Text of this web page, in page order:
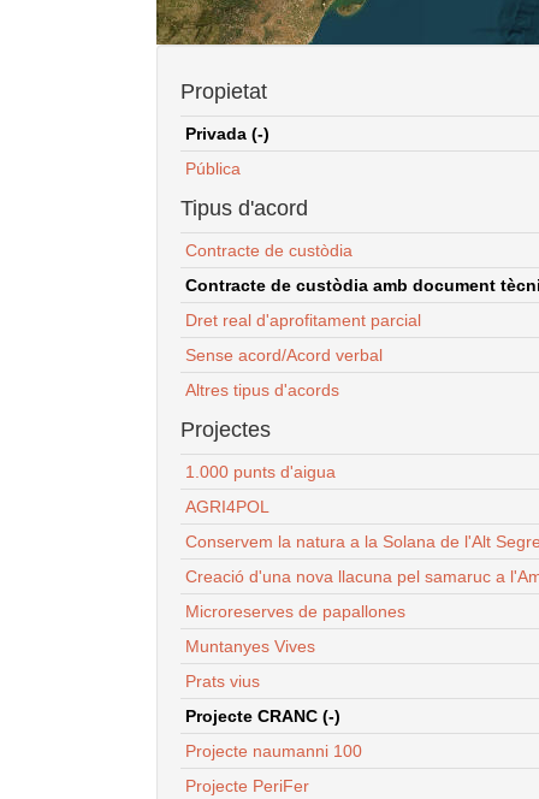
Propietat
Privada (-)
Pública
Tipus d'acord
Contracte de custòdia
Contracte de custòdia amb document
Dret real d'aprofitament parcial
Sense acord/Acord verbal
Altres tipus d'acords
Projectes
1.000 punts d'aigua
AGRI4POL
Conservem la natura a la Solana de l'Alt
Creació d'una nova llacuna pel samaruc a
Microreserves de papallones
Muntanyes Vives
Prats vius
Projecte CRANC (-)
Projecte naumanni 100
Projecte PeriFer